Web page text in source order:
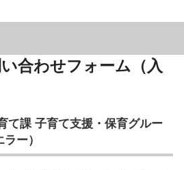
合わせフォーム（入
て課 子育て支援・保育グルー
ー）